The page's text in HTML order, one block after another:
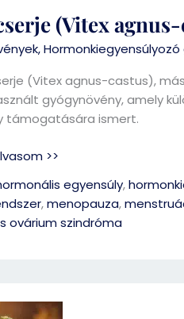
(Vitex
,
(Vitex agnus-castus),
gyógynövény, amely
támogatására ismert.
>>
egyensúly,
,menopauza,
ovárium szindróma